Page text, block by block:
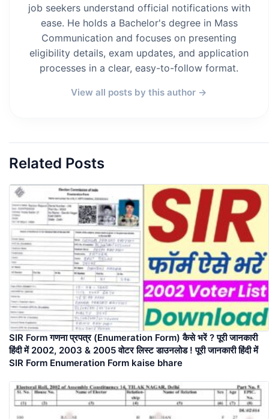
job seekers understand official notifications with
ease. He holds a Bachelor's degree in Mass
Communication and focuses on presenting
eligibility details, exam updates, and application
processes in a clear, easy-to-follow format.
View all posts by this author →
Related Posts
SIR Form गणना प्रपत्र (Enumeration Form) कैसे भरें ? पूरी जानकारी
हिंदी में 2002, 2003 & 2005 वोटर लिस्ट डाउनलोड ! पूरी जानकारी हिंदी में
SIR Form Enumeration Form kaise bhare